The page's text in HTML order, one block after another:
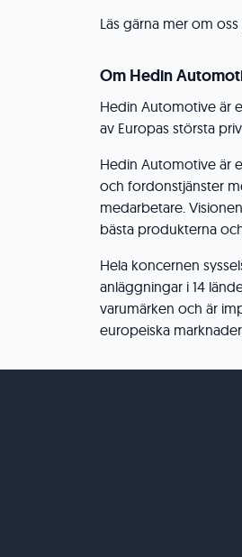
Läs gärna mer om
Om Hedin
Hedin Automotive är
av Europas största
Hedin Automotive är
och fordonstjänster
medarbetare.
bästa produkterna
Hela koncernen
anläggningar i 14
varumärken och är
europeiska